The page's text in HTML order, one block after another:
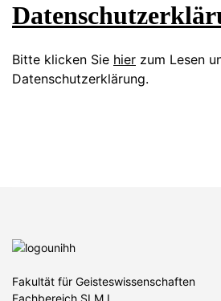
Bitte klicken Sie hier zum Lesen
Datenschutzerklärung.
Fakultät für Geisteswissenschaften